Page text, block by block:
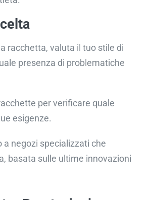
racchetta, valuta il tuo stile di
presenza di problematiche
per verificare quale
esigenze.
a negozi specializzati che
basata sulle ultime innovazioni